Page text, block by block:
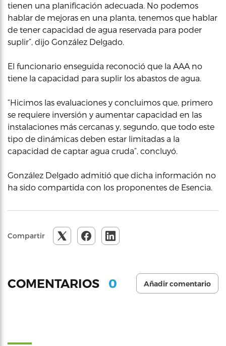
tienen una planificación adecuada. No podemos
hablar de mejoras en una planta, tenemos que hablar
de tener capacidad de agua reservada para poder
suplir”, dijo González Delgado.
El funcionario enseguida reconoció que la AAA no
tiene la capacidad para suplir los abastos de agua.
“Hicimos las evaluaciones y concluimos que, primero
se requiere inversión y aumentar capacidad en las
instalaciones más cercanas y, segundo, que todo este
tipo de dinámicas deben estar limitadas a la
capacidad de captar agua cruda”, concluyó.
González Delgado admitió que dicha información no
ha sido compartida con los proponentes de Esencia.
Compartir
COMENTARIOS 0 Añadir comentario